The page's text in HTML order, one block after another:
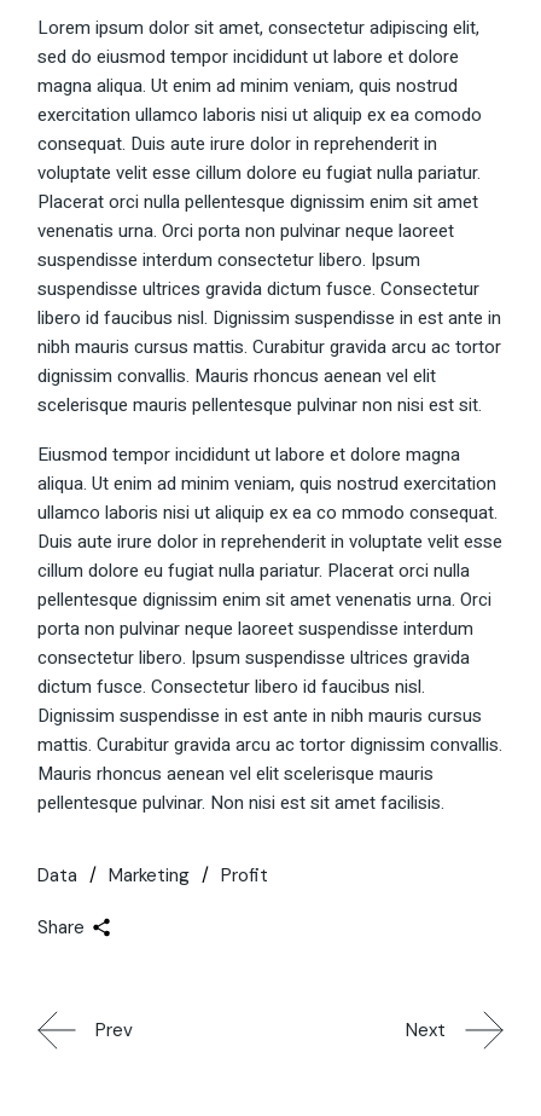
Lorem ipsum dolor sit amet, consectetur adipiscing elit,
sed do eiusmod tempor incididunt ut labore et dolore
magna aliqua. Ut enim ad minim veniam, quis nostrud
exercitation ullamco laboris nisi ut aliquip ex ea comodo
consequat. Duis aute irure dolor in reprehenderit in
voluptate velit esse cillum dolore eu fugiat nulla pariatur.
Placerat orci nulla pellentesque dignissim enim sit amet
venenatis urna. Orci porta non pulvinar neque laoreet
suspendisse interdum consectetur libero. Ipsum
suspendisse ultrices gravida dictum fusce. Consectetur
libero id faucibus nisl. Dignissim suspendisse in est ante in
nibh mauris cursus mattis. Curabitur gravida arcu ac tortor
dignissim convallis. Mauris rhoncus aenean vel elit
scelerisque mauris pellentesque pulvinar non nisi est sit.
Eiusmod tempor incididunt ut labore et dolore magna
aliqua. Ut enim ad minim veniam, quis nostrud exercitation
ullamco laboris nisi ut aliquip ex ea co mmodo consequat.
Duis aute irure dolor in reprehenderit in voluptate velit esse
cillum dolore eu fugiat nulla pariatur. Placerat orci nulla
pellentesque dignissim enim sit amet venenatis urna. Orci
porta non pulvinar neque laoreet suspendisse interdum
consectetur libero. Ipsum suspendisse ultrices gravida
dictum fusce. Consectetur libero id faucibus nisl.
Dignissim suspendisse in est ante in nibh mauris cursus
mattis. Curabitur gravida arcu ac tortor dignissim convallis.
Mauris rhoncus aenean vel elit scelerisque mauris
pellentesque pulvinar. Non nisi est sit amet facilisis.
Data Marketing Profit
Share
Prev Next